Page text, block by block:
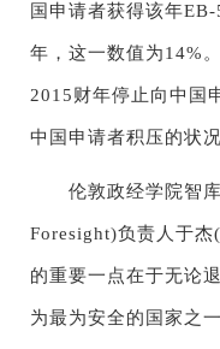
国申请者获得该年
年，这一数值为14%
2015财年停止向中国
中国申请者积压的状况
伦敦政经学院智库
Foresight)负责人于杰
的重要一点在于无论
为最为安全的国家之一